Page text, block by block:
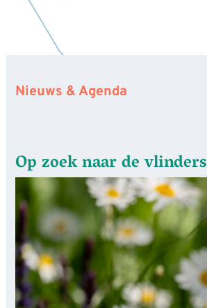
Nieuws & Agenda
Op zoek naar de vlinders